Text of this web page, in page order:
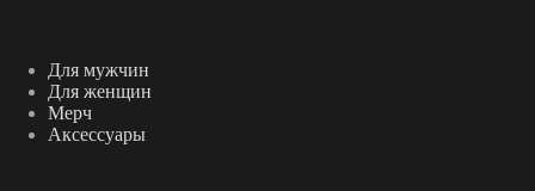
Для мужчин
Для женщин
Мерч
Аксессуары